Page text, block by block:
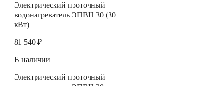
Электрический проточный
водонагреватель ЭПВН 30 (30
кВт)
81 540 ₽
В наличии
Электрический проточный